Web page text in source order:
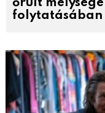
őrült
folytatásában